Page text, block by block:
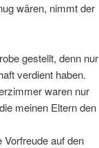
wären, nimmt der
gestellt, denn nur
verdient haben.
waren nur
meinen Eltern den
auf den